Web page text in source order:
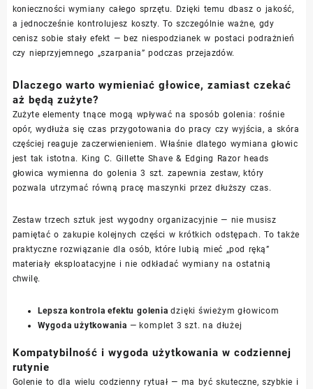
konieczności wymiany całego sprzętu. Dzięki temu dbasz o jakość,
a jednocześnie kontrolujesz koszty. To szczególnie ważne, gdy
cenisz sobie stały efekt — bez niespodzianek w postaci podrażnień
czy nieprzyjemnego „szarpania” podczas przejazdów.
Dlaczego warto wymieniać głowice, zamiast czekać
aż będą zużyte?
Zużyte elementy tnące mogą wpływać na sposób golenia: rośnie
opór, wydłuża się czas przygotowania do pracy czy wyjścia, a skóra
częściej reaguje zaczerwienieniem. Właśnie dlatego wymiana głowic
jest tak istotna. King C. Gillette Shave & Edging Razor heads
głowica wymienna do golenia 3 szt. zapewnia zestaw, który
pozwala utrzymać równą pracę maszynki przez dłuższy czas.
Zestaw trzech sztuk jest wygodny organizacyjnie — nie musisz
pamiętać o zakupie kolejnych części w krótkich odstępach. To także
praktyczne rozwiązanie dla osób, które lubią mieć „pod ręką”
materiały eksploatacyjne i nie odkładać wymiany na ostatnią
chwilę.
Lepsza kontrola efektu golenia dzięki świeżym głowicom
Wygoda użytkowania — komplet 3 szt. na dłużej
Kompatybilność i wygoda użytkowania w codziennej
rutynie
Golenie to dla wielu codzienny rytuał — ma być skuteczne, szybkie i